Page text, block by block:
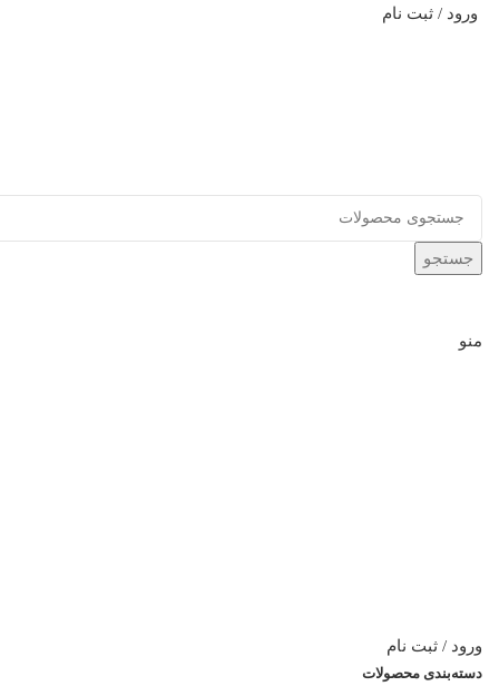
ورود / ثبت نام
جستجو
منو
ورود / ثبت نام
دسته‌بندی محصولات